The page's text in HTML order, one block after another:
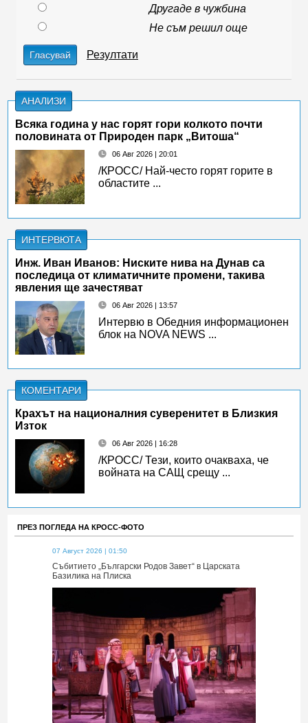
Другаде в чужбина
Не съм решил още
Гласувай Резултати
АНАЛИЗИ
Всяка година у нас горят гори колкото почти
половината от Природен парк „Витоша“
06 Авг 2026 | 20:01
/КРОСС/ Най-често горят горите в
областите ...
ИНТЕРВЮТА
Инж. Иван Иванов: Ниските нива на Дунав са
последица от климатичните промени, такива
явления ще зачестяват
06 Авг 2026 | 13:57
Интервю в Обедния информационен
блок на NOVA NEWS ...
КОМЕНТАРИ
Крахът на националния суверенитет в Близкия
Изток
06 Авг 2026 | 16:28
/КРОСС/ Тези, които очакваха, че
войната на САЩ срещу ...
ПРЕЗ ПОГЛЕДА НА КРОСС-ФОТО
07 Август 2026 | 01:50
Събитието „Български Родов Завет“ в Царската
Базилика на Плиска